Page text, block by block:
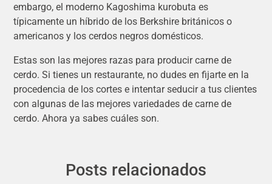
embargo, el moderno Kagoshima kurobuta es
típicamente un híbrido de los Berkshire británicos o
americanos y los cerdos negros domésticos.
Estas son las mejores razas para producir carne de
cerdo. Si tienes un restaurante, no dudes en fijarte en la
procedencia de los cortes e intentar seducir a tus clientes
con algunas de las mejores variedades de carne de
cerdo. Ahora ya sabes cuáles son.
Posts relacionados